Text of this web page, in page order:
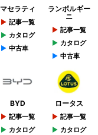
マセラティ
記事一覧
カタログ
中古車
ランボルギー
ニ
記事一覧
カタログ
中古車
BYD
記事一覧
カタログ
ロータス
記事一覧
カタログ